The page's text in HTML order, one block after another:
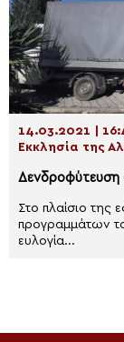
14.03.2021 |
Εκκλησία της
Δενδροφύτευση
Στο πλαίσιο της
προγραμμάτων
ευλογία...